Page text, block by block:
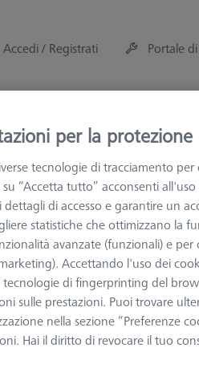
Accedi / Registrati Portale
e Ottiche Fissaggio dei
per
della linea ZEISS OmniFix sono
dal più semplice al più
numerosi accessori che potranno
per la
tecnologie di tracciamento
su “Accetta tutto” acconsenti
dettagli di accesso e garantire un
statistiche che ottimizzano la
avanzate (funzionali) e
Accettando l'uso dei
tecnologie di fingerprinting del
sulle prestazioni. Puoi trovare
nella sezione “Preferenze
Hai il diritto di revocare il tuo